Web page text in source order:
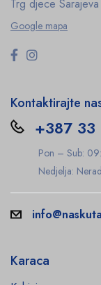
Trg djece Sarajeva
Google mapa
Kontaktirajte
+387
Pon – Sub:
Nedjelja:
Karaca